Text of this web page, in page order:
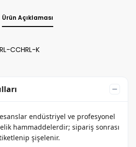
Ürün Açıklaması
CCHRL-K
esanslar endüstriyel ve profesyonel
hammaddelerdir; sipariş sonrası
şişelenir.